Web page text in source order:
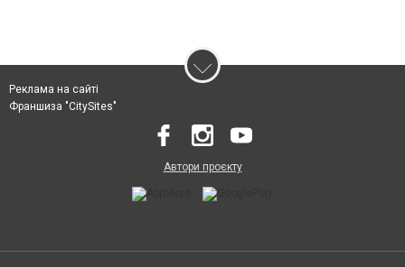
Реклама на сайті
Франшиза "CitySites"
Автори проєкту